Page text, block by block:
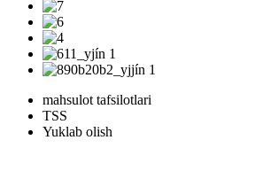
mahsulot tafsilotlari
TSS
Yuklab olish